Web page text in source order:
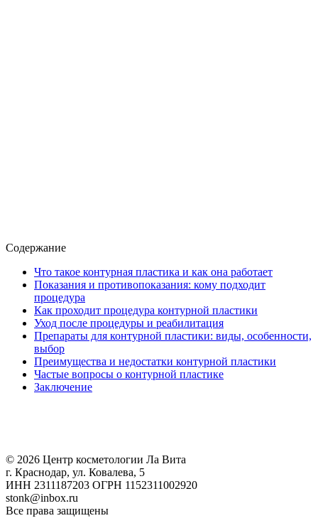
Содержание
Что такое контурная пластика и как она работает
Показания и противопоказания: кому подходит
процедура
Как проходит процедура контурной пластики
Уход после процедуры и реабилитация
Препараты для контурной пластики: виды, особенности,
выбор
Преимущества и недостатки контурной пластики
Частые вопросы о контурной пластике
Заключение
© 2026 Центр косметологии Ла Вита
г. Краснодар, ул. Ковалева, 5
ИНН 2311187203 ОГРН 1152311002920
stonk@inbox.ru
Все права защищены